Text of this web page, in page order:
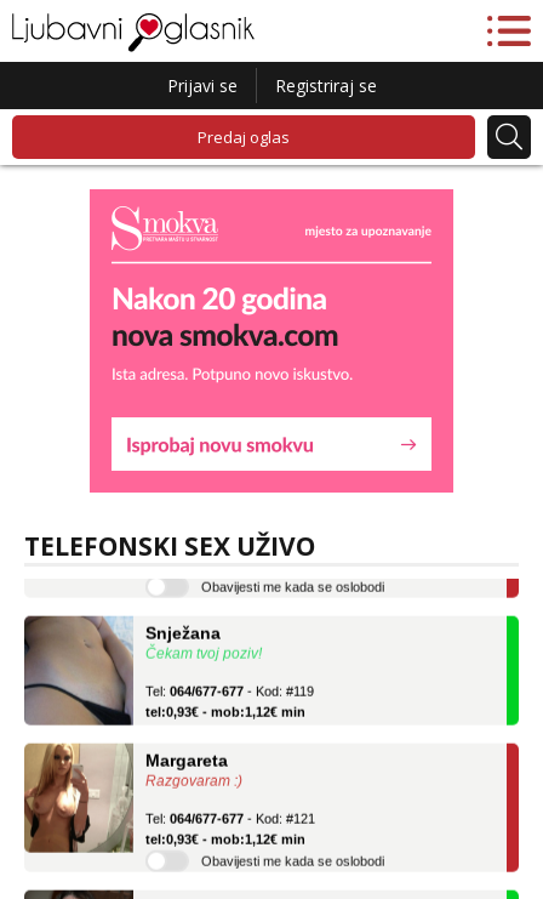
Prijavi se Registriraj se
Predaj oglas
TELEFONSKI SEX UŽIVO
Liliana
tel:0,93€ - mob:1,12€ min
Čekam tvoj poziv!
tel:0,93€ - mob:1,12€ min
Razgovaram :)
tel:0,93€ - mob:1,12€ min
Obavijesti me kada se oslobodi